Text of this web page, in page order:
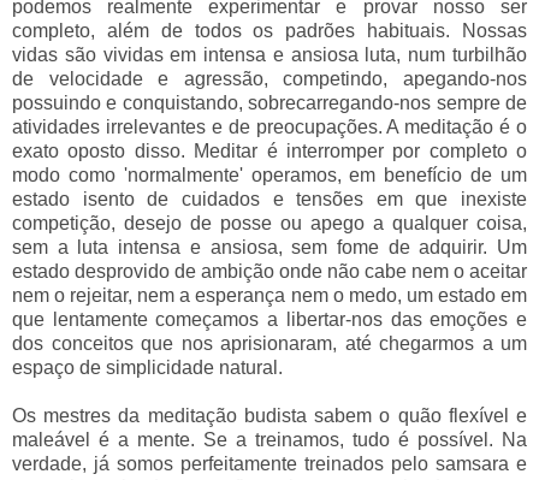
podemos realmente experimentar e provar nosso ser
completo, além de todos os padrões habituais. Nossas
vidas são vividas em intensa e ansiosa luta, num turbilhão
de velocidade e agressão, competindo, apegando-nos
possuindo e conquistando, sobrecarregando-nos sempre de
atividades irrelevantes e de preocupações. A meditação é o
exato oposto disso. Meditar é interromper por completo o
modo como 'normalmente' operamos, em benefício de um
estado isento de cuidados e tensões em que inexiste
competição, desejo de posse ou apego a qualquer coisa,
sem a luta intensa e ansiosa, sem fome de adquirir. Um
estado desprovido de ambição onde não cabe nem o aceitar
nem o rejeitar, nem a esperança nem o medo, um estado em
que lentamente começamos a libertar-nos das emoções e
dos conceitos que nos aprisionaram, até chegarmos a um
espaço de simplicidade natural.
Os mestres da meditação budista sabem o quão flexível e
maleável é a mente. Se a treinamos, tudo é possível. Na
verdade, já somos perfeitamente treinados pelo samsara e